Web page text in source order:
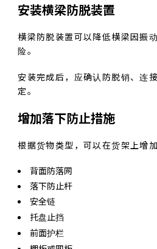
安装横梁防脱装置
横梁防脱装置可以降低横梁因振
险。
安装完成后，应确认防脱销、连
定。
增加落下防止措施
根据货物类型，可以在货架上增加
背面防落网
落下防止杆
安全链
托盘止挡
前面护栏